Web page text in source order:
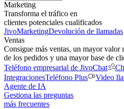
Marketing
Transforma el tráfico en
clientes potenciales cualificados
JivoMarketingDevolución de llamadas
Ventas
Consigue más ventas, un mayor valor
de los pedidos y una mayor base de
Teléfono empresarial de JivoChat
IntegracionesTeléfono Plus Video
Agente de IA
Gestiona las preguntas
más frecuentes